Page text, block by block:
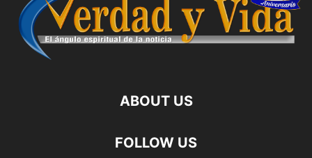
ABOUT US
FOLLOW US